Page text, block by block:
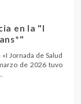
en la "I
Jornada de Salud
de 2026 tuvo